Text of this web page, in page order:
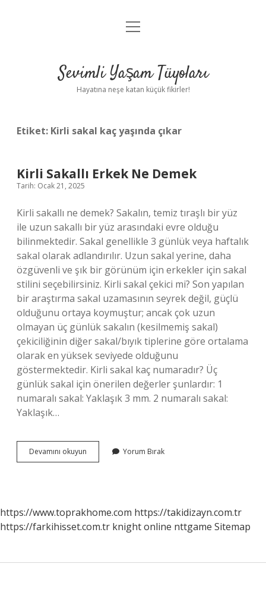
Anasayfa
Yasal Uyarı
menüyü
Sevimli Yaşam Tüyoları
Hayatına neşe katan küçük fikirler!
Etiket: Kirli sakal kaç yaşında çıkar
Kirli Sakallı Erkek Ne Demek
Tarih: Ocak 21, 2025
Kirli sakallı ne demek? Sakalın, temiz tıraşlı bir yüz
ile uzun sakallı bir yüz arasındaki evre olduğu
bilinmektedir. Sakal genellikle 3 günlük veya haftalık
sakal olarak adlandırılır. Uzun sakal yerine, daha
özgüvenli ve şık bir görünüm için erkekler için sakal
stilini seçebilirsiniz. Kirli sakal çekici mi? Son yapılan
bir araştırma sakal uzamasının seyrek değil, güçlü
olduğunu ortaya koymuştur; ancak çok uzun
olmayan üç günlük sakalın (kesilmemiş sakal)
çekiciliğinin diğer sakal/bıyık tiplerine göre ortalama
olarak en yüksek seviyede olduğunu
göstermektedir. Kirli sakal kaç numaradır? Üç
günlük sakal için önerilen değerler şunlardır: 1
numaralı sakal: Yaklaşık 3 mm. 2 numaralı sakal:
Yaklaşık…
Devamını okuyun
Sakallı
Yorum Bırak
https://www.toprakhome.com https://takidizayn.com.tr
https://farkihisset.com.tr knight online nttgame Sitemap